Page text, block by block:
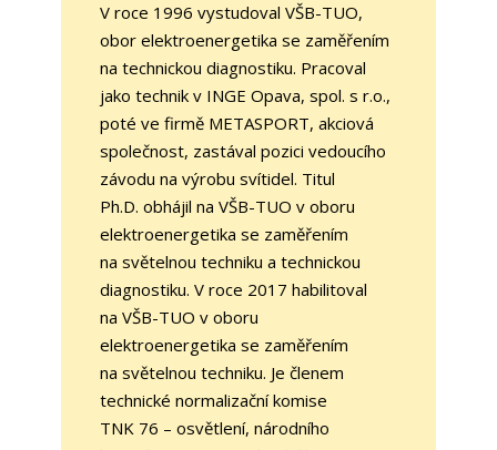
V roce 1996 vystudoval VŠB-TUO,
obor elektroenergetika se zaměřením
na technickou diagnostiku. Pracoval
jako technik v INGE Opava, spol. s r.o.,
poté ve firmě METASPORT, akciová
společnost, zastával pozici vedoucího
závodu na výrobu svítidel. Titul
Ph.D. obhájil na VŠB-TUO v oboru
elektroenergetika se zaměřením
na světelnou techniku a technickou
diagnostiku. V roce 2017 habilitoval
na VŠB-TUO v oboru
elektroenergetika se zaměřením
na světelnou techniku. Je členem
technické normalizační komise
TNK 76 – osvětlení, národního